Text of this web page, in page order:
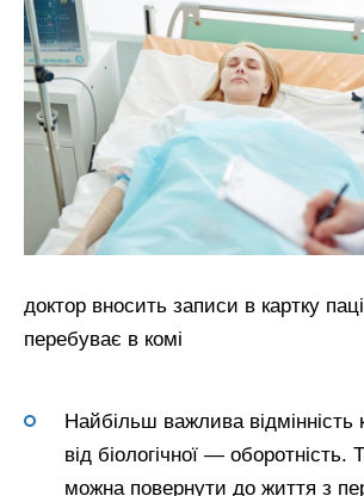
доктор вносить записи в картку
перебуває в комі
Найбільш важлива відмінність
від біологічної —
можна повернути до життя з